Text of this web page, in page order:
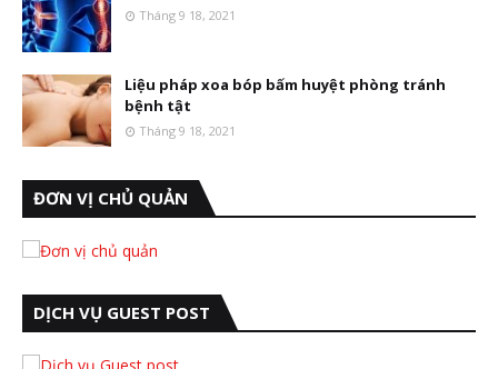
Tháng 9 18, 2021
Liệu pháp xoa bóp bấm huyệt phòng tránh
bệnh tật
Tháng 9 18, 2021
ĐƠN VỊ CHỦ QUẢN
DỊCH VỤ GUEST POST